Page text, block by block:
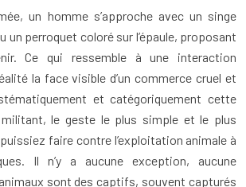
un homme s’approche avec un singe
un perroquet coloré sur l’épaule, proposant
Ce qui ressemble à une interaction
la face visible d’un commerce cruel et
et catégoriquement cette
le geste le plus simple et le plus
faire contre l’exploitation animale à
Il n’y a aucune exception, aucune
sont des captifs, souvent capturés